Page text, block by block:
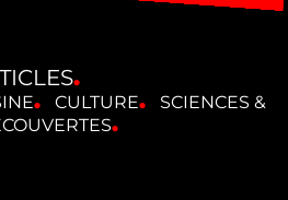
CULTURE
SCIENCES &